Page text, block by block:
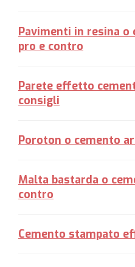
Pavimenti in resina o
pro e contro
Parete effetto
consigli
Poroton o cemento
Malta bastarda o
contro
Cemento stampato